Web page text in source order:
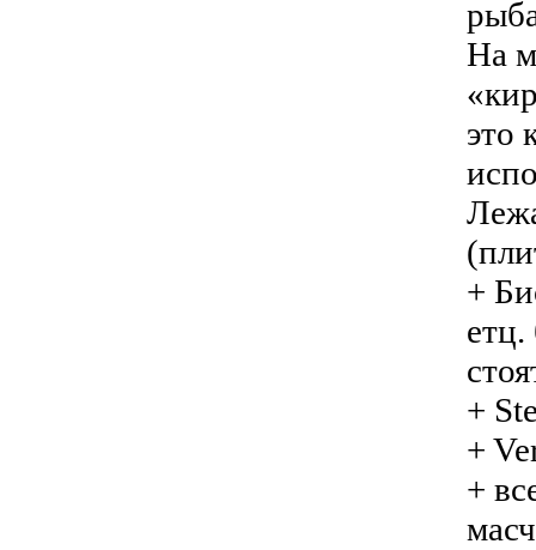
На
это
+
етц.
+
+
+